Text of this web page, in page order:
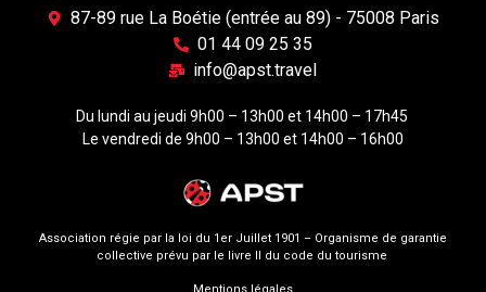
87-89 rue La Boétie (entrée au 89) - 75008 Paris
01 44 09 25 35
info@apst.travel
Du lundi au jeudi 9h00 – 13h00 et 14h00 – 17h45
Le vendredi de 9h00 – 13h00 et 14h00 – 16h00
Association régie par la loi du 1er Juillet 1901 – Organisme de garantie
collective prévu par le livre II du code du tourisme
Mentions légales